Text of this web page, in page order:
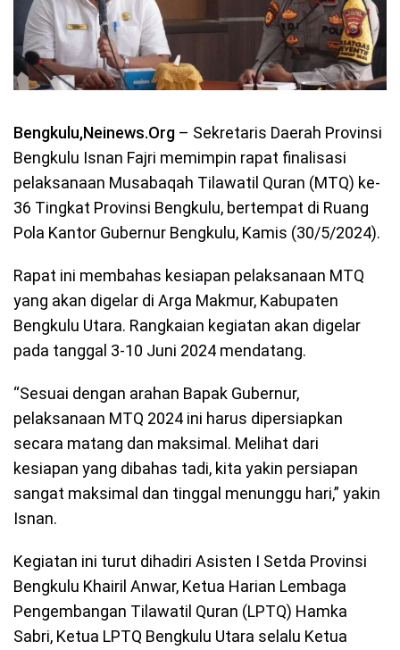
Bengkulu,Neinews.Org – Sekretaris Daerah Provinsi
Bengkulu Isnan Fajri memimpin rapat finalisasi
pelaksanaan Musabaqah Tilawatil Quran (MTQ) ke-
36 Tingkat Provinsi Bengkulu, bertempat di Ruang
Pola Kantor Gubernur Bengkulu, Kamis (30/5/2024).
Rapat ini membahas kesiapan pelaksanaan MTQ
yang akan digelar di Arga Makmur, Kabupaten
Bengkulu Utara. Rangkaian kegiatan akan digelar
pada tanggal 3-10 Juni 2024 mendatang.
“Sesuai dengan arahan Bapak Gubernur,
pelaksanaan MTQ 2024 ini harus dipersiapkan
secara matang dan maksimal. Melihat dari
kesiapan yang dibahas tadi, kita yakin persiapan
sangat maksimal dan tinggal menunggu hari,” yakin
Isnan.
Kegiatan ini turut dihadiri Asisten I Setda Provinsi
Bengkulu Khairil Anwar, Ketua Harian Lembaga
Pengembangan Tilawatil Quran (LPTQ) Hamka
Sabri, Ketua LPTQ Bengkulu Utara selalu Ketua